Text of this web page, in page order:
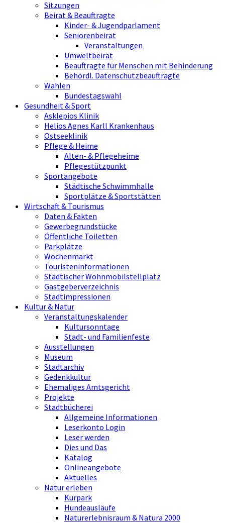
Sitzungen
Beirat & Beauftragte
Kinder- & Jugendparlament
Seniorenbeirat
Veranstaltungen
Umweltbeirat
Beauftragte für Menschen mit Behinderung
Behördl. Datenschutzbeauftragte
Wahlen
Bundestagswahl
Gesundheit & Sport
Asklepios Klinik
Helios Agnes Karll Krankenhaus
Ostseeklinik
Pflege & Heime
Alten- & Pflegeheime
Pflegestützpunkt
Sportangebote
Städtische Schwimmhalle
Sportplätze & Sportstätten
Wirtschaft & Tourismus
Daten & Fakten
Gewerbegrundstücke
Öffentliche Toiletten
Parkplätze
Wochenmarkt
Touristeninformationen
Städtischer Wohnmobilstellplatz
Gastgeberverzeichnis
Stadtimpressionen
Kultur & Natur
Veranstaltungskalender
Kultursonntage
Stadt- und Familienfeste
Ausstellungen
Museum
Stadtarchiv
Gedenkkultur
Ehemaliges Amtsgericht
Projekte
Stadtbücherei
Allgemeine Informationen
Leserkonto Login
Leser werden
Dies und Das
Katalog
Onlineangebote
Aktuelles
Natur erleben
Kurpark
Hundeausläufe
Naturerlebnisraum & Natura 2000